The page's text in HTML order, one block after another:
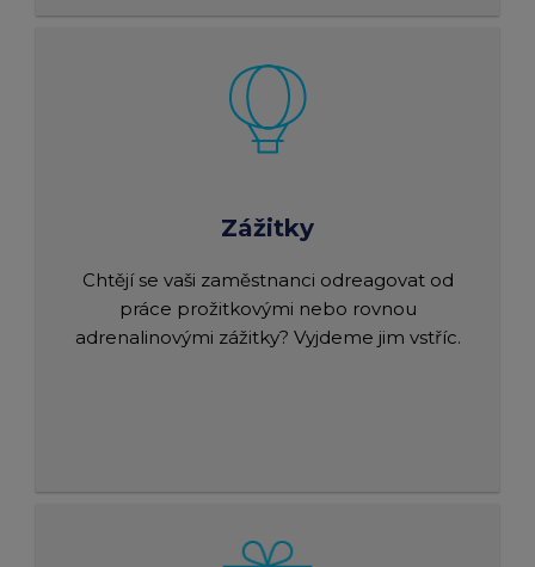
Zážitky
Chtějí se vaši zaměstnanci odreagovat od
práce prožitkovými nebo rovnou
adrenalinovými zážitky? Vyjdeme jim vstříc.